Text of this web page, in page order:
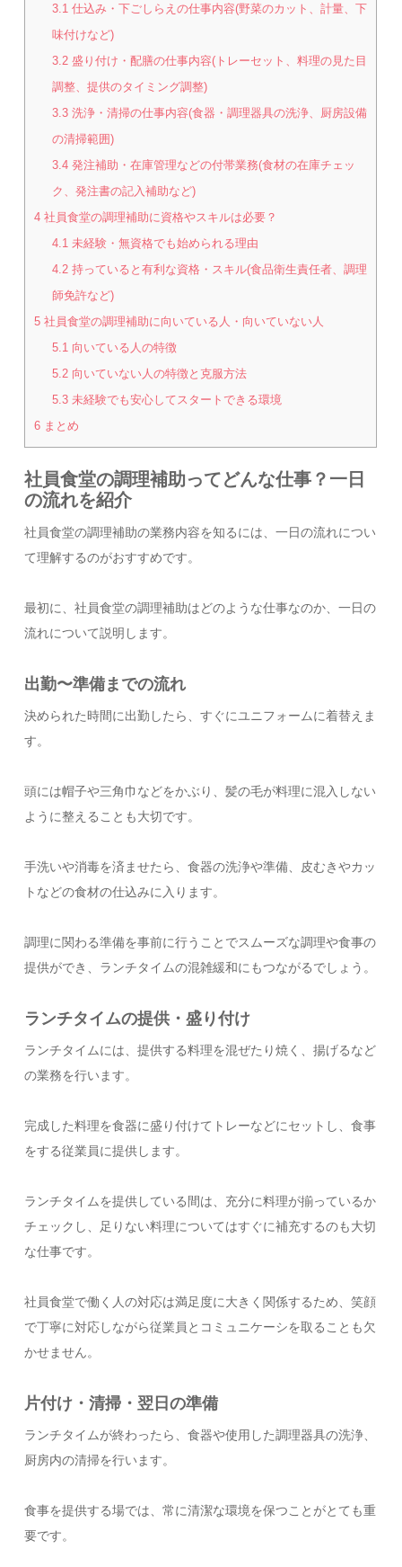
3.1 仕込み・下ごしらえの仕事内容(野菜のカット、計量、下
味付けなど)
3.2 盛り付け・配膳の仕事内容(トレーセット、料理の見た目
調整、提供のタイミング調整)
3.3 洗浄・清掃の仕事内容(食器・調理器具の洗浄、厨房設備
の清掃範囲)
3.4 発注補助・在庫管理などの付帯業務(食材の在庫チェッ
ク、発注書の記入補助など)
4 社員食堂の調理補助に資格やスキルは必要？
4.1 未経験・無資格でも始められる理由
4.2 持っていると有利な資格・スキル(食品衛生責任者、調理
師免許など)
5 社員食堂の調理補助に向いている人・向いていない人
5.1 向いている人の特徴
5.2 向いていない人の特徴と克服方法
5.3 未経験でも安心してスタートできる環境
6 まとめ
社員食堂の調理補助ってどんな仕事？一日
の流れを紹介
社員食堂の調理補助の業務内容を知るには、一日の流れについ
て理解するのがおすすめです。
最初に、社員食堂の調理補助はどのような仕事なのか、一日の
流れについて説明します。
出勤〜準備までの流れ
決められた時間に出勤したら、すぐにユニフォームに着替えま
す。
頭には帽子や三角巾などをかぶり、髪の毛が料理に混入しない
ように整えることも大切です。
手洗いや消毒を済ませたら、食器の洗浄や準備、皮むきやカッ
トなどの食材の仕込みに入ります。
調理に関わる準備を事前に行うことでスムーズな調理や食事の
提供ができ、ランチタイムの混雑緩和にもつながるでしょう。
ランチタイムの提供・盛り付け
ランチタイムには、提供する料理を混ぜたり焼く、揚げるなど
の業務を行います。
完成した料理を食器に盛り付けてトレーなどにセットし、食事
をする従業員に提供します。
ランチタイムを提供している間は、充分に料理が揃っているか
チェックし、足りない料理についてはすぐに補充するのも大切
な仕事です。
社員食堂で働く人の対応は満足度に大きく関係するため、笑顔
で丁寧に対応しながら従業員とコミュニケーシを取ることも欠
かせません。
片付け・清掃・翌日の準備
ランチタイムが終わったら、食器や使用した調理器具の洗浄、
厨房内の清掃を行います。
食事を提供する場では、常に清潔な環境を保つことがとても重
要です。